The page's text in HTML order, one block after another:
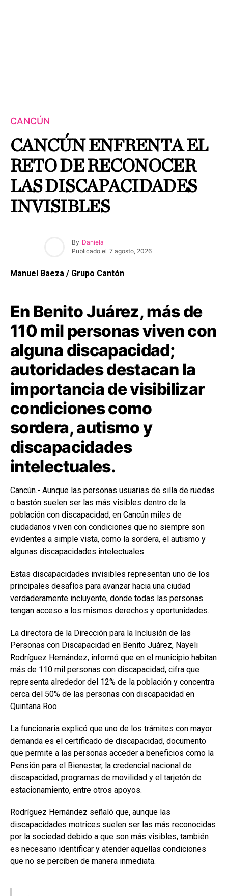
CANCÚN
CANCÚN ENFRENTA EL
RETO DE RECONOCER
LAS DISCAPACIDADES
INVISIBLES
By Daniela
Publicado el 7 agosto, 2026
Manuel Baeza / Grupo Cantón
En Benito Juárez, más de
110 mil personas viven con
alguna discapacidad;
autoridades destacan la
importancia de visibilizar
condiciones como
sordera, autismo y
discapacidades
intelectuales.
Cancún.- Aunque las personas usuarias de silla de ruedas
o bastón suelen ser las más visibles dentro de la
población con discapacidad, en Cancún miles de
ciudadanos viven con condiciones que no siempre son
evidentes a simple vista, como la sordera, el autismo y
algunas discapacidades intelectuales.
Estas discapacidades invisibles representan uno de los
principales desafíos para avanzar hacia una ciudad
verdaderamente incluyente, donde todas las personas
tengan acceso a los mismos derechos y oportunidades.
La directora de la Dirección para la Inclusión de las
Personas con Discapacidad en Benito Juárez, Nayeli
Rodríguez Hernández, informó que en el municipio habitan
más de 110 mil personas con discapacidad, cifra que
representa alrededor del 12% de la población y concentra
cerca del 50% de las personas con discapacidad en
Quintana Roo.
La funcionaria explicó que uno de los trámites con mayor
demanda es el certificado de discapacidad, documento
que permite a las personas acceder a beneficios como la
Pensión para el Bienestar, la credencial nacional de
discapacidad, programas de movilidad y el tarjetón de
estacionamiento, entre otros apoyos.
Rodríguez Hernández señaló que, aunque las
discapacidades motrices suelen ser las más reconocidas
por la sociedad debido a que son más visibles, también
es necesario identificar y atender aquellas condiciones
que no se perciben de manera inmediata.